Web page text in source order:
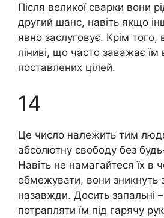
Після великої сварки вони
другий шанс, навіть якщо
явно заслуговує. Крім того,
ліниві, що часто заважає їм
поставлених цілей.
14
Це число належить тим
абсолютну свободу без
Навіть не намагайтеся їх в
обмежувати, вони зникнуть
назавжди. Досить запальні
потрапляти їм під гарячу